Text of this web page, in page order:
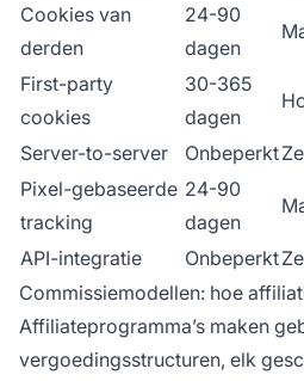
Cookies van
derden
24-90
dagen
First-party
cookies
30-365
dagen
Server-to-server Onbeperkt
Pixel-gebaseerde
tracking
24-90
dagen
API-integratie Onbeperkt
Commissiemodellen: hoe
Affiliateprogramma’s maken
vergoedingsstructuren, elk